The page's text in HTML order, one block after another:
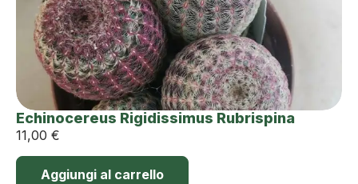
Echinocereus Rigidissimus Rubrispina
11,00 €
Aggiungi al carrello